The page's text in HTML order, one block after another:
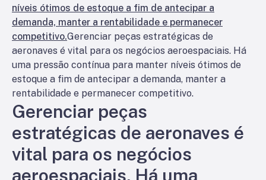
níveis ótimos de estoque a fim de antecipar a
demanda, manter a rentabilidade e permanecer
competitivo.Gerenciar peças estratégicas de
aeronaves é vital para os negócios aeroespaciais. Há
uma pressão contínua para manter níveis ótimos de
estoque a fim de antecipar a demanda, manter a
rentabilidade e permanecer competitivo.
Gerenciar peças
estratégicas de aeronaves é
vital para os negócios
aeroespaciais. Há uma